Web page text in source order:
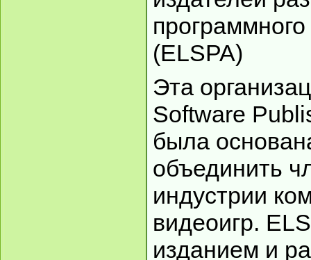
(ELSPA)
Эта
Software
была
объединить
индустрии
видеоигр.
изданием и